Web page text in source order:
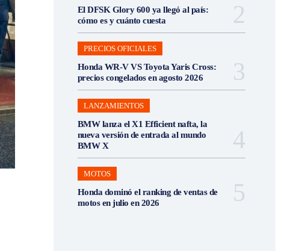
El DFSK Glory 600 ya llegó al país:
cómo es y cuánto cuesta
PRECIOS OFICIALES
Honda WR-V VS Toyota Yaris Cross:
precios congelados en agosto 2026
LANZAMIENTOS
BMW lanza el X1 Efficient nafta, la
nueva versión de entrada al mundo
BMW X
MOTOS
Honda dominó el ranking de ventas de
motos en julio en 2026